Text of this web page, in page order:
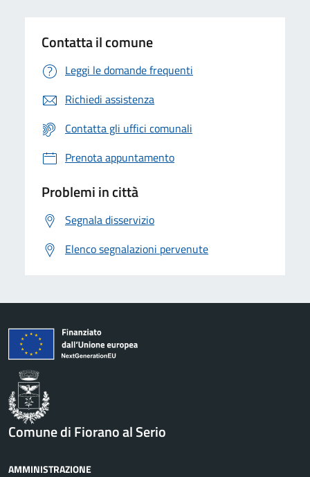
Contatta il comune
Leggi le domande frequenti
Richiedi assistenza
Contatta gli uffici comunali
Prenota appuntamento
Problemi in città
Segnala disservizio
Elenco segnalazioni pervenute
Comune di Fiorano al Serio
AMMINISTRAZIONE